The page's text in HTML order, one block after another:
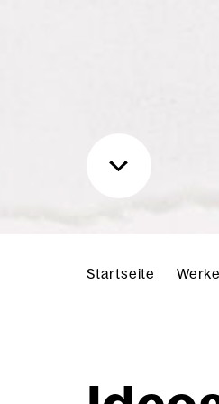
Startseite Werke